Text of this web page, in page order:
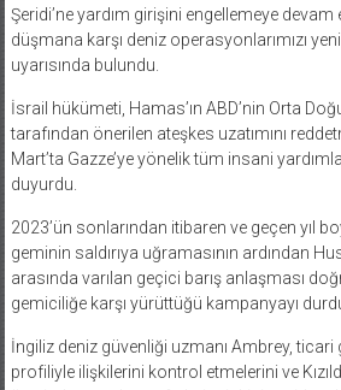
Şeridi’ne yardım girişini engellemeye
düşmana karşı deniz operasyonlarımızı
uyarısında bulundu.
İsrail hükümeti, Hamas’ın ABD’nin Orta
tarafından önerilen ateşkes uzatımını
Mart’ta Gazze’ye yönelik tüm insani
duyurdu.
2023’ün sonlarından itibaren ve geçen yıl
geminin saldırıya uğramasının ardından
arasında varılan geçici barış anlaşması
gemiciliğe karşı yürüttüğü kampanyayı
İngiliz deniz güvenliği uzmanı Ambrey,
profiliyle ilişkilerini kontrol etmelerini ve